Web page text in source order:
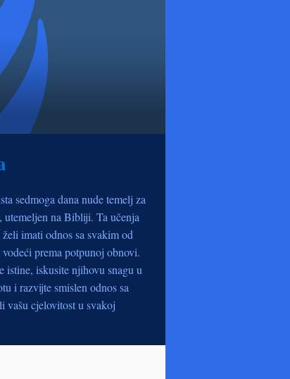
sedmoga dana nude temelj za
utemeljen na Bibliji. Ta učenja
imati odnos sa svakim od
vodeći prema potpunoj obnovi.
istine, iskusite njihovu snagu u
i razvijte smislen odnos sa
vašu cjelovitost u svakoj